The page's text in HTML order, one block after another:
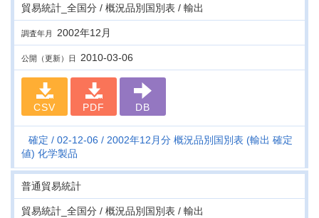
貿易統計_全国分 / 概況品別国別表 / 輸出
調査年月 2002年12月
公開（更新）日 2010-03-06
CSV PDF DB
確定 02-12-06
2002年12月分 概況品別国別表 (輸出 確定
値) 化学製品
普通貿易統計
貿易統計_全国分 / 概況品別国別表 / 輸出